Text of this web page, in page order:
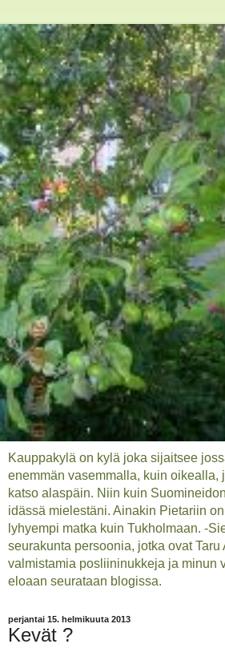
Kauppakylä on kylä joka sijaitsee
enemmän vasemmalla, kuin oikealla,
katso alaspäin. Niin kuin
idässä mielestäni. Ainakin Pietariin
lyhyempi matka kuin Tukholmaan. -
seurakunta persoonia, jotka ovat Taru
valmistamia posliininukkeja ja minun
eloaan seurataan blogissa.
perjantai 15. helmikuuta 2013
Kevät ?